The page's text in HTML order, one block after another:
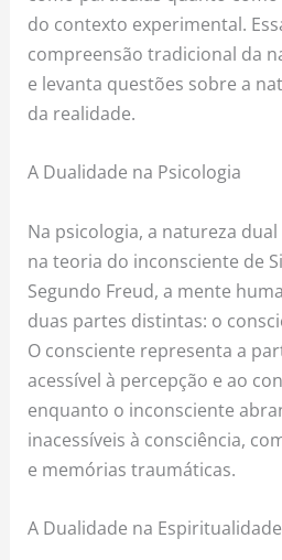
do contexto experimental.
compreensão tradicional da
e levanta questões sobre a
da realidade.
A Dualidade na Psicologia
Na psicologia, a natureza
na teoria do inconsciente de
Segundo Freud, a mente
duas partes distintas: o
O consciente representa a
acessível à percepção e ao
enquanto o inconsciente
inacessíveis à consciência,
e memórias traumáticas.
A Dualidade na Espiritualidade